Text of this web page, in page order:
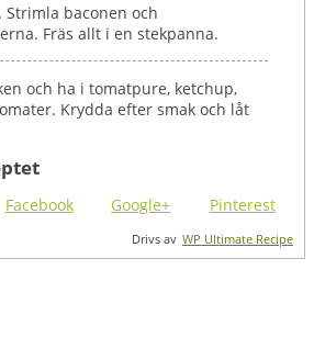
Strimla baconen och
Fräs allt i en stekpanna.
och ha i tomatpure, ketchup,
Krydda efter smak och låt
Facebook Google+ Pinterest
Drivs av WP Ultimate Recipe